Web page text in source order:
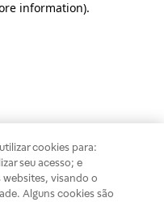
information).
cookies para:
seu acesso; e
visando o
Alguns cookies são